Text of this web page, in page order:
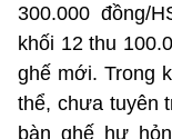
300.000 đồng/
khối 12 thu
ghế mới. Trong
thể, chưa tuyên
bàn ghế hư